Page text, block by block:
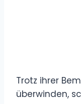
Trotz ihrer
überwinden,